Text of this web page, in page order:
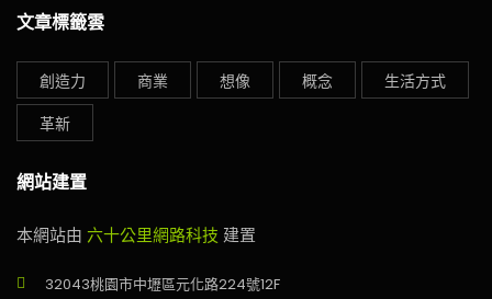
文章標籤雲
創造力 商業 想像 概念
生活方式
革新
網站建置
本網站由 六十公里網路科技 建置
32043桃園市中壢區元化路224號12F